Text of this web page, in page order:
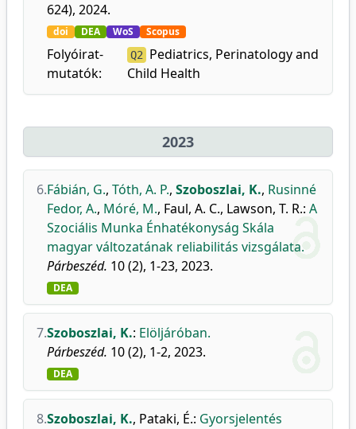
624), 2024.
doi DEA WoS Scopus
Folyóirat-
mutatók:
Q2 Pediatrics, Perinatology and
Child Health
2023
6.Fábián, G., Tóth, A. P., Szoboszlai, K., Rusinné
Fedor, A., Móré, M., Faul, A. C., Lawson, T. R.: A
Szociális Munka Énhatékonyság Skála
magyar változatának reliabilitás vizsgálata.
Párbeszéd. 10 (2), 1-23, 2023.
DEA
7.Szoboszlai, K.: Elöljáróban.
Párbeszéd. 10 (2), 1-2, 2023.
DEA
8.Szoboszlai, K., Pataki, É.: Gyorsjelentés